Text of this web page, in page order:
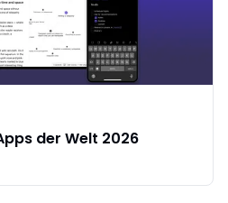
der Welt 2026